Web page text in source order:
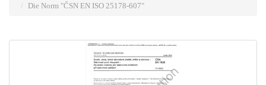
Die Norm "ČSN EN ISO 25178-607"